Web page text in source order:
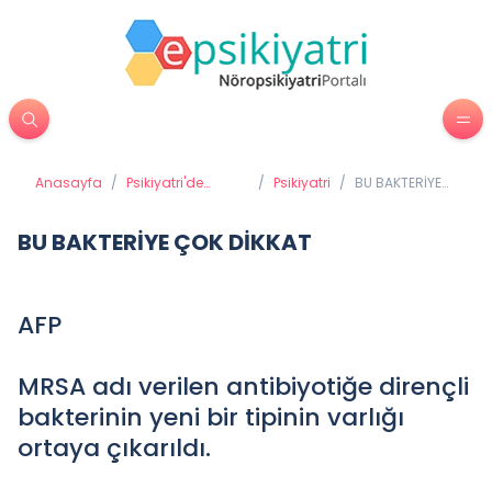
Anasayfa / Psikiyatri'de
/ Psikiyatri / BU BAKTERİYE
BU BAKTERİYE ÇOK DİKKAT
AFP
MRSA adı verilen antibiyotiğe dirençli
bakterinin yeni bir tipinin varlığı
ortaya çıkarıldı.